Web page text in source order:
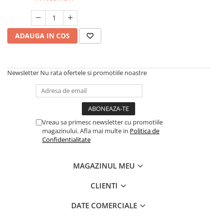
Hote bucatarie
Consumabile
Hota tavan
Hote incorporabile
Hote insula
Hote telescopice
Masini de Spalat Rufe & Uscatoare
Accesorii masini de spalat &
Masini automate de spalat rufe
Masini de spalat rufe verticale
ADAUGA IN COS
Newsletter Nu rata ofertele si promotiile noastre
Vreau sa primesc newsletter cu promotiile
magazinului. Afla mai multe in Politica de
Confidentialitate
MAGAZINUL MEU
CLIENTI
DATE COMERCIALE